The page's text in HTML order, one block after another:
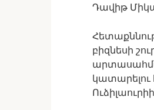
Դավիթ
բիզնեսի
կատարելու